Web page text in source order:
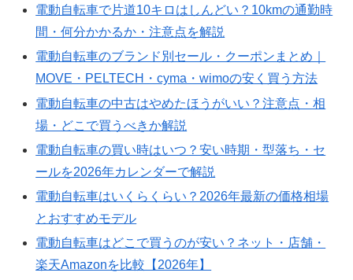
電動自転車で片道10キロはしんどい？10kmの通勤時
間・何分かかるか・注意点を解説
電動自転車のブランド別セール・クーポンまとめ｜
MOVE・PELTECH・cyma・wimoの安く買う方法
電動自転車の中古はやめたほうがいい？注意点・相
場・どこで買うべきか解説
電動自転車の買い時はいつ？安い時期・型落ち・セ
ールを2026年カレンダーで解説
電動自転車はいくらくらい？2026年最新の価格相場
とおすすめモデル
電動自転車はどこで買うのが安い？ネット・店舗・
楽天Amazonを比較【2026年】